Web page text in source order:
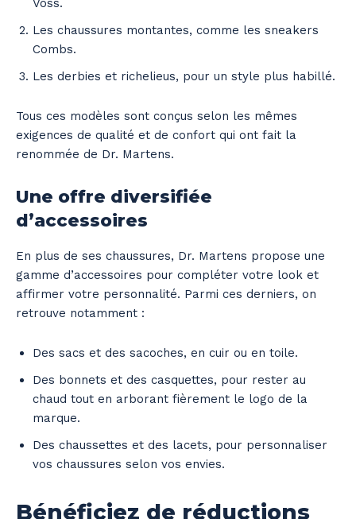
Voss.
Les chaussures montantes, comme les sneakers
Combs.
Les derbies et richelieus, pour un style plus habillé.
Tous ces modèles sont conçus selon les mêmes
exigences de qualité et de confort qui ont fait la
renommée de Dr. Martens.
Une offre diversifiée
d’accessoires
En plus de ses chaussures, Dr. Martens propose une
gamme d’accessoires pour compléter votre look et
affirmer votre personnalité. Parmi ces derniers, on
retrouve notamment :
Des sacs et des sacoches, en cuir ou en toile.
Des bonnets et des casquettes, pour rester au
chaud tout en arborant fièrement le logo de la
marque.
Des chaussettes et des lacets, pour personnaliser
vos chaussures selon vos envies.
Bénéficiez de réductions